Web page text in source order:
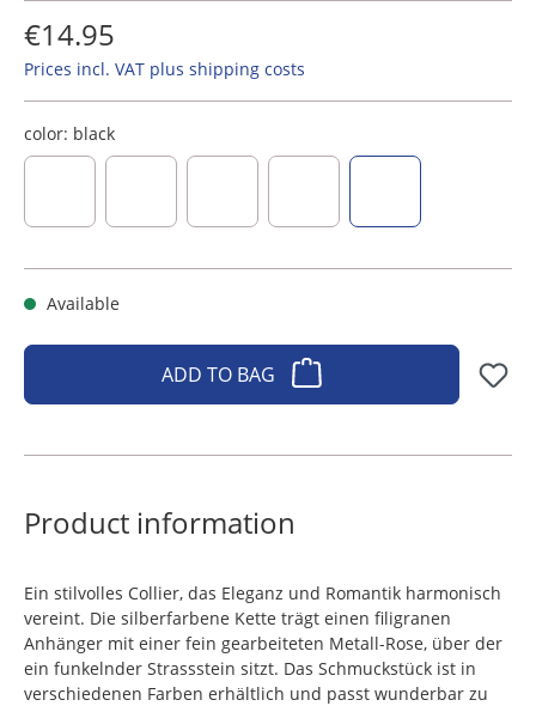
€14.95
Prices incl. VAT plus shipping costs
color: black
Available
ADD TO BAG
Product information
Ein stilvolles Collier, das Eleganz und Romantik harmonisch
vereint. Die silberfarbene Kette trägt einen filigranen
Anhänger mit einer fein gearbeiteten Metall-Rose, über der
ein funkelnder Strassstein sitzt. Das Schmuckstück ist in
verschiedenen Farben erhältlich und passt wunderbar zu